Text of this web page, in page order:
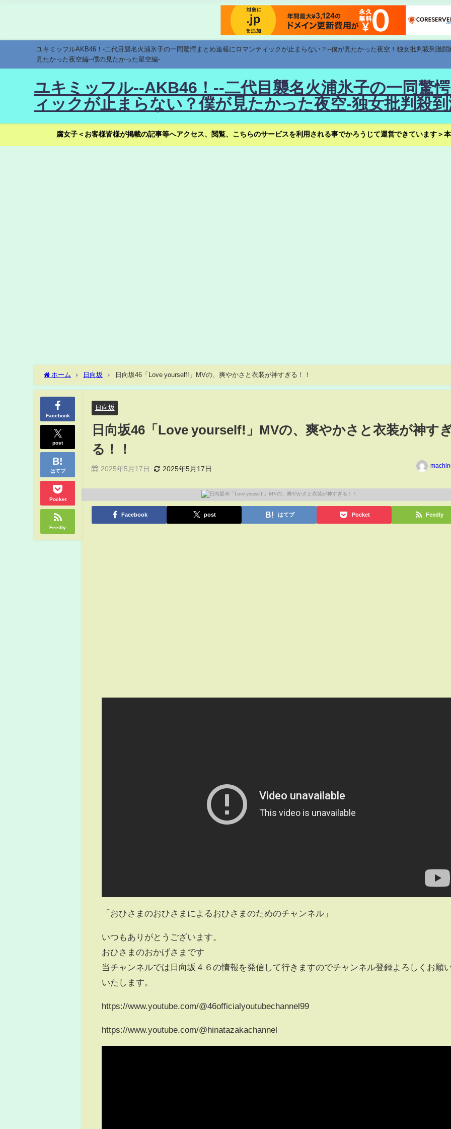
ユキミッフルAKB46！-二代目襲名火浦氷子の一同驚愕まとめ速報にロマンティックが止まらない？--僕が見たかった夜空！独女批判殺到激
見たかった夜空編--僕の見たかった星空編-
ユキミッフル--AKB46！--二代目襲名火浦氷子の一同驚
ィックが止まらない？僕が見たかった夜空-独女批判殺
腐女子＜お客様皆様が掲載の記事等へアクセス、閲覧、こちらのサービスを利用される事でかろうじて運営できています＞
ホーム 日向坂 日向坂46「Love yourself!」MVの、爽やかさと衣装が神すぎる！！
Facebook
post
はてブ
Pocket
Feedly
日向坂
日向坂46「Love yourself!」MVの、爽やかさと衣装が神す
る！！
2025年5月17日 2025年5月17日
Facebook post はてブ Pocket Feedly
「おひさまのおひさまによるおひさまのためのチャンネル」
いつもありがとうございます。
おひさまのおかげさまです
当チャンネルでは日向坂４６の情報を発信して行きますのでチャンネル登録よろしくお願
いたします。
https://www.youtube.com/@46officialyoutubechannel99
https://www.youtube.com/@hinatazakachannel